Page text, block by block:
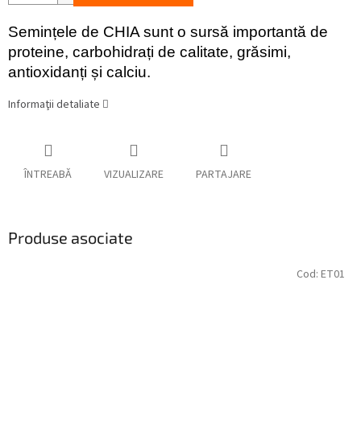
Semințele de CHIA sunt o sursă importantă de
proteine, carbohidrați de calitate, grăsimi,
antioxidanți și calciu.
Informaţii detaliate
ÎNTREABĂ VIZUALIZARE PARTAJARE
Produse asociate
Cod: ET01